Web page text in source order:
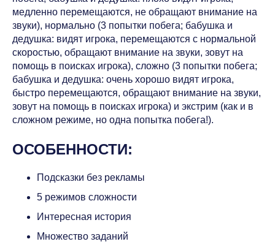
медленно перемещаются, не обращают внимание на
звуки), нормально (3 попытки побега; бабушка и
дедушка: видят игрока, перемещаются с нормальной
скоростью, обращают внимание на звуки, зовут на
помощь в поисках игрока), сложно (3 попытки побега;
бабушка и дедушка: очень хорошо видят игрока,
быстро перемещаются, обращают внимание на звуки,
зовут на помощь в поисках игрока) и экстрим (как и в
сложном режиме, но одна попытка побега!).
ОСОБЕННОСТИ:
Подсказки без рекламы
5 режимов сложности
Интересная история
Множество заданий